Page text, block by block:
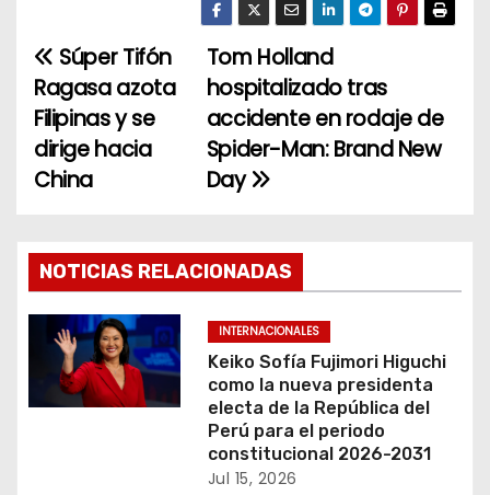
N
a
v
g
a
c
Tom Holland
hospitalizado tras
accidente en rodaje de
Spider-Man: Brand New
Day
Súper Tifón
Ragasa azota
Filipinas y se
dirige hacia
China
NOTICIAS RELACIONADAS
INTERNACIONALES
Keiko Sofía Fujimori Higuchi
como la nueva presidenta
electa de la República del
Perú para el periodo
constitucional 2026-2031
Jul 15, 2026